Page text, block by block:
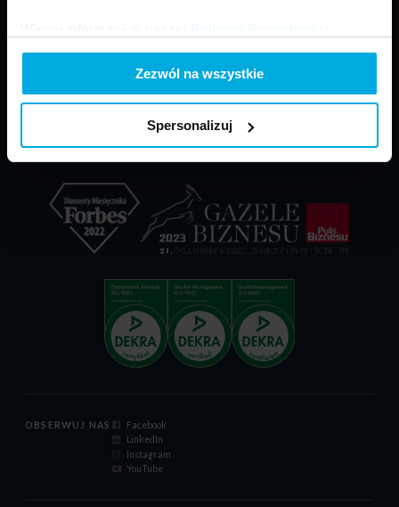
Zezwól na wszystkie
Spersonalizuj
Materiały do pobrania
Dokumenty reklamacyjne Relacje inwestorskie
Kodeks postępowania
OBSERWUJ NAS
Facebook
LinkedIn
Instagram
YouTube